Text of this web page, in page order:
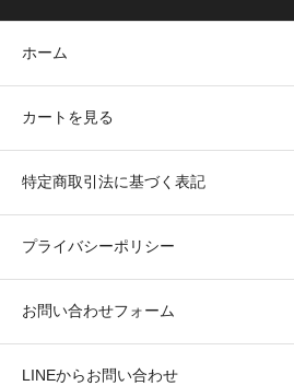
ホーム
カートを見る
特定商取引法に基づく表記
プライバシーポリシー
お問い合わせフォーム
LINEからお問い合わせ